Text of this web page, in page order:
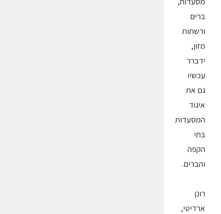
ברים
ורשתות
מזון,
ידברר
עכשיו
גם את
איגוד
המסעדות
בתי
הקפה
והברים.
רונן
ארדיטי,